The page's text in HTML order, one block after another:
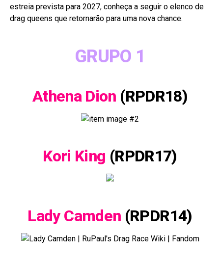
estreia prevista para 2027, conheça a seguir o elenco de
drag queens que retornarão para uma nova chance.
GRUPO 1
Athena Dion (RPDR18)
Kori King (RPDR17)
Lady Camden (RPDR14)